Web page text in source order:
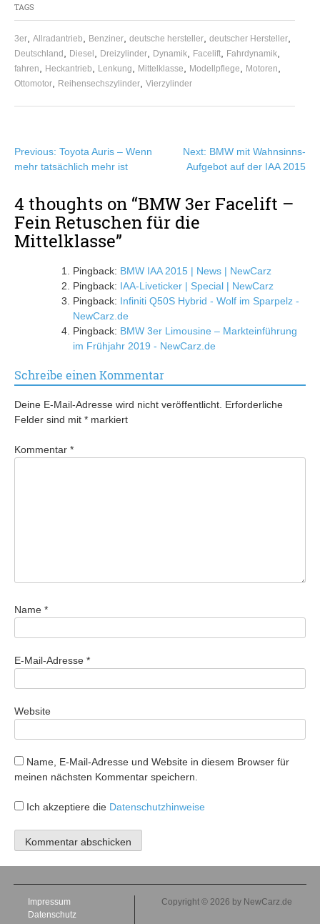
TAGS
3er Allradantrieb Benziner deutsche hersteller deutscher Hersteller
Deutschland Diesel Dreizylinder Dynamik Facelift Fahrdynamik
fahren Heckantrieb Lenkung Mittelklasse Modellpflege Motoren
Ottomotor Reihensechszylinder Vierzylinder
Beitragsnavigation
Previous: Toyota Auris – Wenn
mehr tatsächlich mehr ist
Next: BMW mit Wahnsinns-
Aufgebot auf der IAA 2015
4 thoughts on “BMW 3er Facelift –
Fein Retuschen für die
Mittelklasse”
Pingback: BMW IAA 2015 | News | NewCarz
Pingback: IAA-Liveticker | Special | NewCarz
Pingback: Infiniti Q50S Hybrid - Wolf im Sparpelz -
NewCarz.de
Pingback: BMW 3er Limousine – Markteinführung
im Frühjahr 2019 - NewCarz.de
Schreibe einen Kommentar
Deine E-Mail-Adresse wird nicht veröffentlicht. Erforderliche
Felder sind mit * markiert
Kommentar *
Name *
E-Mail-Adresse *
Website
Name, E-Mail-Adresse und Website in diesem Browser für
meinen nächsten Kommentar speichern.
Ich akzeptiere die Datenschutzhinweise
Impressum
Datenschutz
Copyright © 2026 by NewCarz.de